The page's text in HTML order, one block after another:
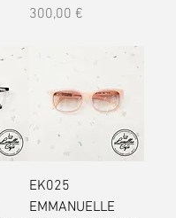
Prix
300,00 €
EK025
EMMANUELLE